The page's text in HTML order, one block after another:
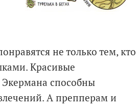
не только тем, кто
Красивые
способны
А препперам и